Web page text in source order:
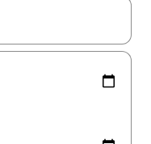
ნავიგაციისთვის